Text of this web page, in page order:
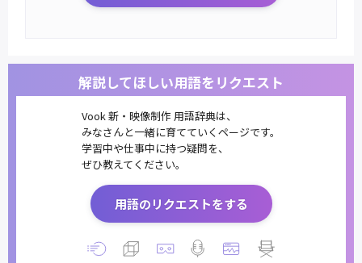
解説してほしい用語をリクエスト
Vook 新・映像制作 用語辞典は、
みなさんと一緒に育てていくページです。
学習中や仕事中に持つ疑問を、
ぜひ教えてください。
用語のリクエストをする